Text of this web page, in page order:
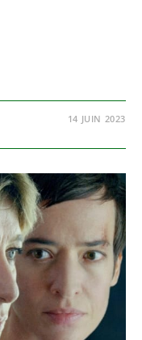
14 JUIN 2023